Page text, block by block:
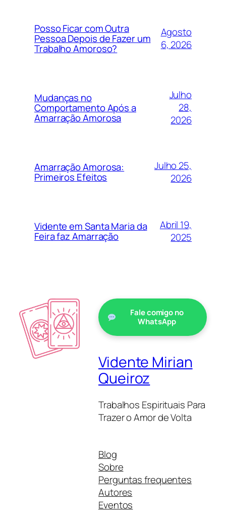
Posso Ficar com Outra
Pessoa Depois de Fazer um
Trabalho Amoroso?
Agosto
6, 2026
Mudanças no
Comportamento Após a
Amarração Amorosa
Julho
28,
2026
Amarração Amorosa:
Primeiros Efeitos
Julho 25,
2026
Vidente em Santa Maria da
Feira faz Amarração
Abril 19,
2025
Fale comigo no
WhatsApp
Vidente Mirian
Queiroz
Trabalhos Espirituais Para
Trazer o Amor de Volta
Blog
Sobre
Perguntas frequentes
Autores
Eventos